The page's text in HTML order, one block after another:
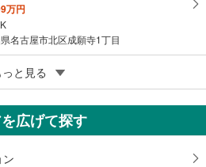
万円
名古屋市北区成願寺1丁目
約でもらえる
サンスロジェ志賀本通
万円
っと見る
広げて探す